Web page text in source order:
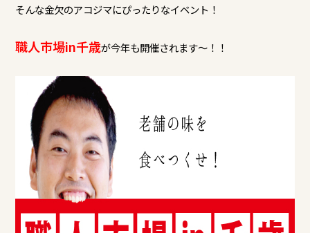
そんな金欠のアコジマにぴったりなイベント！
職人市場in千歳が今年も開催されます～！！